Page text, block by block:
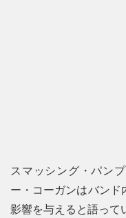
スマッシング・パン
ー・コーガンはバン
影響を与えると語って